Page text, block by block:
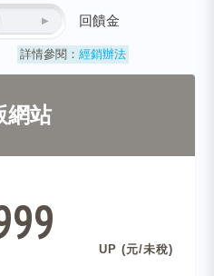
回饋金
詳情參閱： 經銷辦法
網站
UP (元/未稅)